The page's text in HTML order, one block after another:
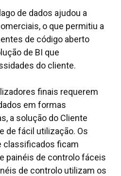
de dados ajudou a
o que permitiu a
de código aberto
de BI que
do cliente.
finais requerem
em formas
a solução do Cliente
de fácil utilização. Os
classificados ficam
painéis de controlo fáceis
de controlo utilizam os